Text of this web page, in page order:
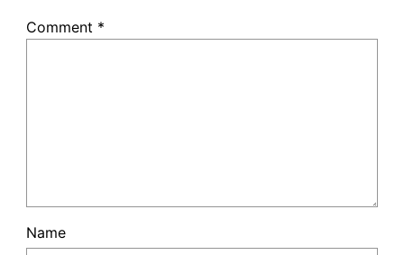
Comment *
Name